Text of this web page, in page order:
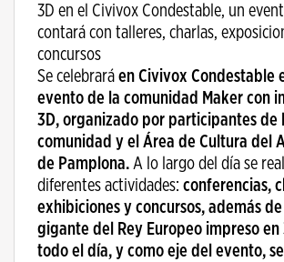
3D en el Civivox Condestable, un
contará con talleres, charlas,
concursos
Se celebrará en Civivox Condestable
evento de la comunidad Maker con
3D, organizado por participantes de
comunidad y el Área de Cultura del
de Pamplona. A lo largo del día se
diferentes actividades: conferencias,
exhibiciones y concursos, además
gigante del Rey Europeo impreso en
todo el día, y como eje del evento,